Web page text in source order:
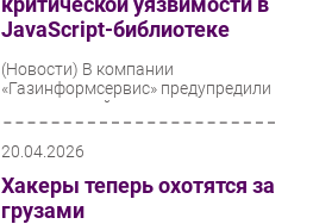
JavaScript-библиотеке
(Новости) В компании
«Газинформсервис» предупредили
о критической уязвимости в
популярной JavaScript-библиотеке
protobuf.js. Уязвимость
позволяет...
20.04.2026
Хакеры теперь охотятся за
грузами